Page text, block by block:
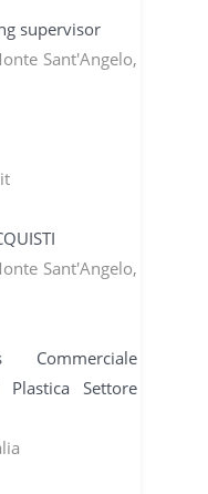
supervisor
Sant'Angelo,
Sant'Angelo,
Plastica Settore